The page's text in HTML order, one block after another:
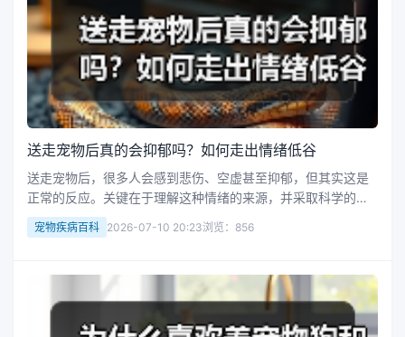
送走宠物后真的会抑郁吗？如何走出情绪低谷
送走宠物后，很多人会感到悲伤、空虚甚至抑郁，但其实这是
正常的反应。关键在于理解这种情绪的来源，并采取科学的方
法逐步走出低谷。通过调整心态、寻求支持和建立新的生活节
奏，你可以重新找回内心的平静与力量。 送走宠物是一个充满
宠物疾病百科 2026-07-10 20:23浏览：856